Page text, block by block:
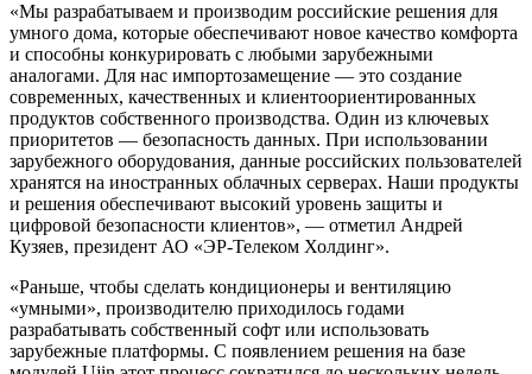
«Мы разрабатываем и производим российские решения для
умного дома, которые обеспечивают новое качество комфорта
и способны конкурировать с любыми зарубежными
аналогами. Для нас импортозамещение — это создание
современных, качественных и клиентоориентированных
продуктов собственного производства. Один из ключевых
приоритетов — безопасность данных. При использовании
зарубежного оборудования, данные российских пользователей
хранятся на иностранных облачных серверах. Наши продукты
и решения обеспечивают высокий уровень защиты и
цифровой безопасности клиентов», — отметил Андрей
Кузяев, президент АО «ЭР-Телеком Холдинг».
«Раньше, чтобы сделать кондиционеры и вентиляцию
«умными», производителю приходилось годами
разрабатывать собственный софт или использовать
зарубежные платформы. С появлением решения на базе